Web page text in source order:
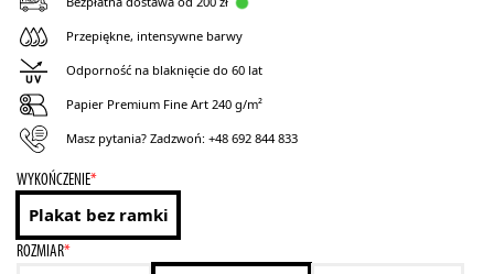
Przepiękne, intensywne barwy
Odporność na blaknięcie do 60 lat
Papier Premium Fine Art 240 g/m²
Masz pytania? Zadzwoń: +48 692 844 833
*
WYKOŃCZENIE
Plakat bez ramki
*
ROZMIAR